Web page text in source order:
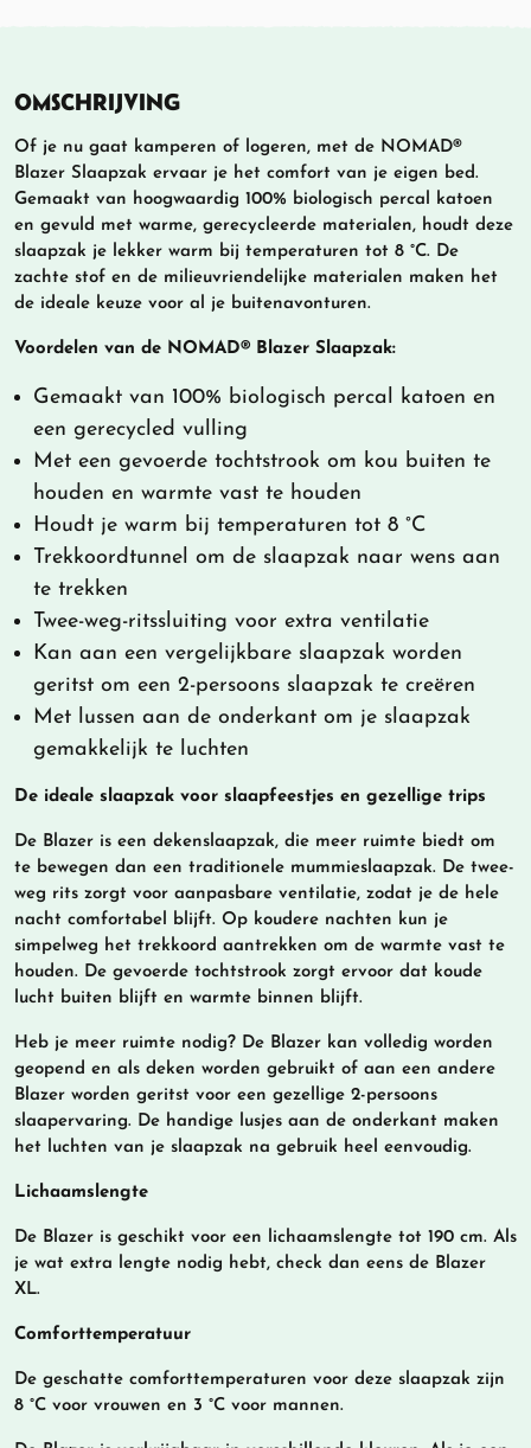
OMSCHRIJVING
Of je nu gaat kamperen of logeren, met de NOMAD®
Blazer Slaapzak ervaar je het comfort van je eigen bed.
Gemaakt van hoogwaardig 100% biologisch percal katoen
en gevuld met warme, gerecycleerde materialen, houdt deze
slaapzak je lekker warm bij temperaturen tot 8 °C. De
zachte stof en de milieuvriendelijke materialen maken het
de ideale keuze voor al je buitenavonturen.
Voordelen van de NOMAD® Blazer Slaapzak:
Gemaakt van 100% biologisch percal katoen en
een gerecycled vulling
Met een gevoerde tochtstrook om kou buiten te
houden en warmte vast te houden
Houdt je warm bij temperaturen tot 8 °C
Trekkoordtunnel om de slaapzak naar wens aan
te trekken
Twee-weg-ritssluiting voor extra ventilatie
Kan aan een vergelijkbare slaapzak worden
geritst om een 2-persoons slaapzak te creëren
Met lussen aan de onderkant om je slaapzak
gemakkelijk te luchten
De ideale slaapzak voor slaapfeestjes en gezellige trips
De Blazer is een dekenslaapzak, die meer ruimte biedt om
te bewegen dan een traditionele mummieslaapzak. De twee-
weg rits zorgt voor aanpasbare ventilatie, zodat je de hele
nacht comfortabel blijft. Op koudere nachten kun je
simpelweg het trekkoord aantrekken om de warmte vast te
houden. De gevoerde tochtstrook zorgt ervoor dat koude
lucht buiten blijft en warmte binnen blijft.
Heb je meer ruimte nodig? De Blazer kan volledig worden
geopend en als deken worden gebruikt of aan een andere
Blazer worden geritst voor een gezellige 2-persoons
slaapervaring. De handige lusjes aan de onderkant maken
het luchten van je slaapzak na gebruik heel eenvoudig.
Lichaamslengte
De Blazer is geschikt voor een lichaamslengte tot 190 cm. Als
je wat extra lengte nodig hebt, check dan eens de Blazer
XL.
Comforttemperatuur
De geschatte comforttemperaturen voor deze slaapzak zijn
8 °C voor vrouwen en 3 °C voor mannen.